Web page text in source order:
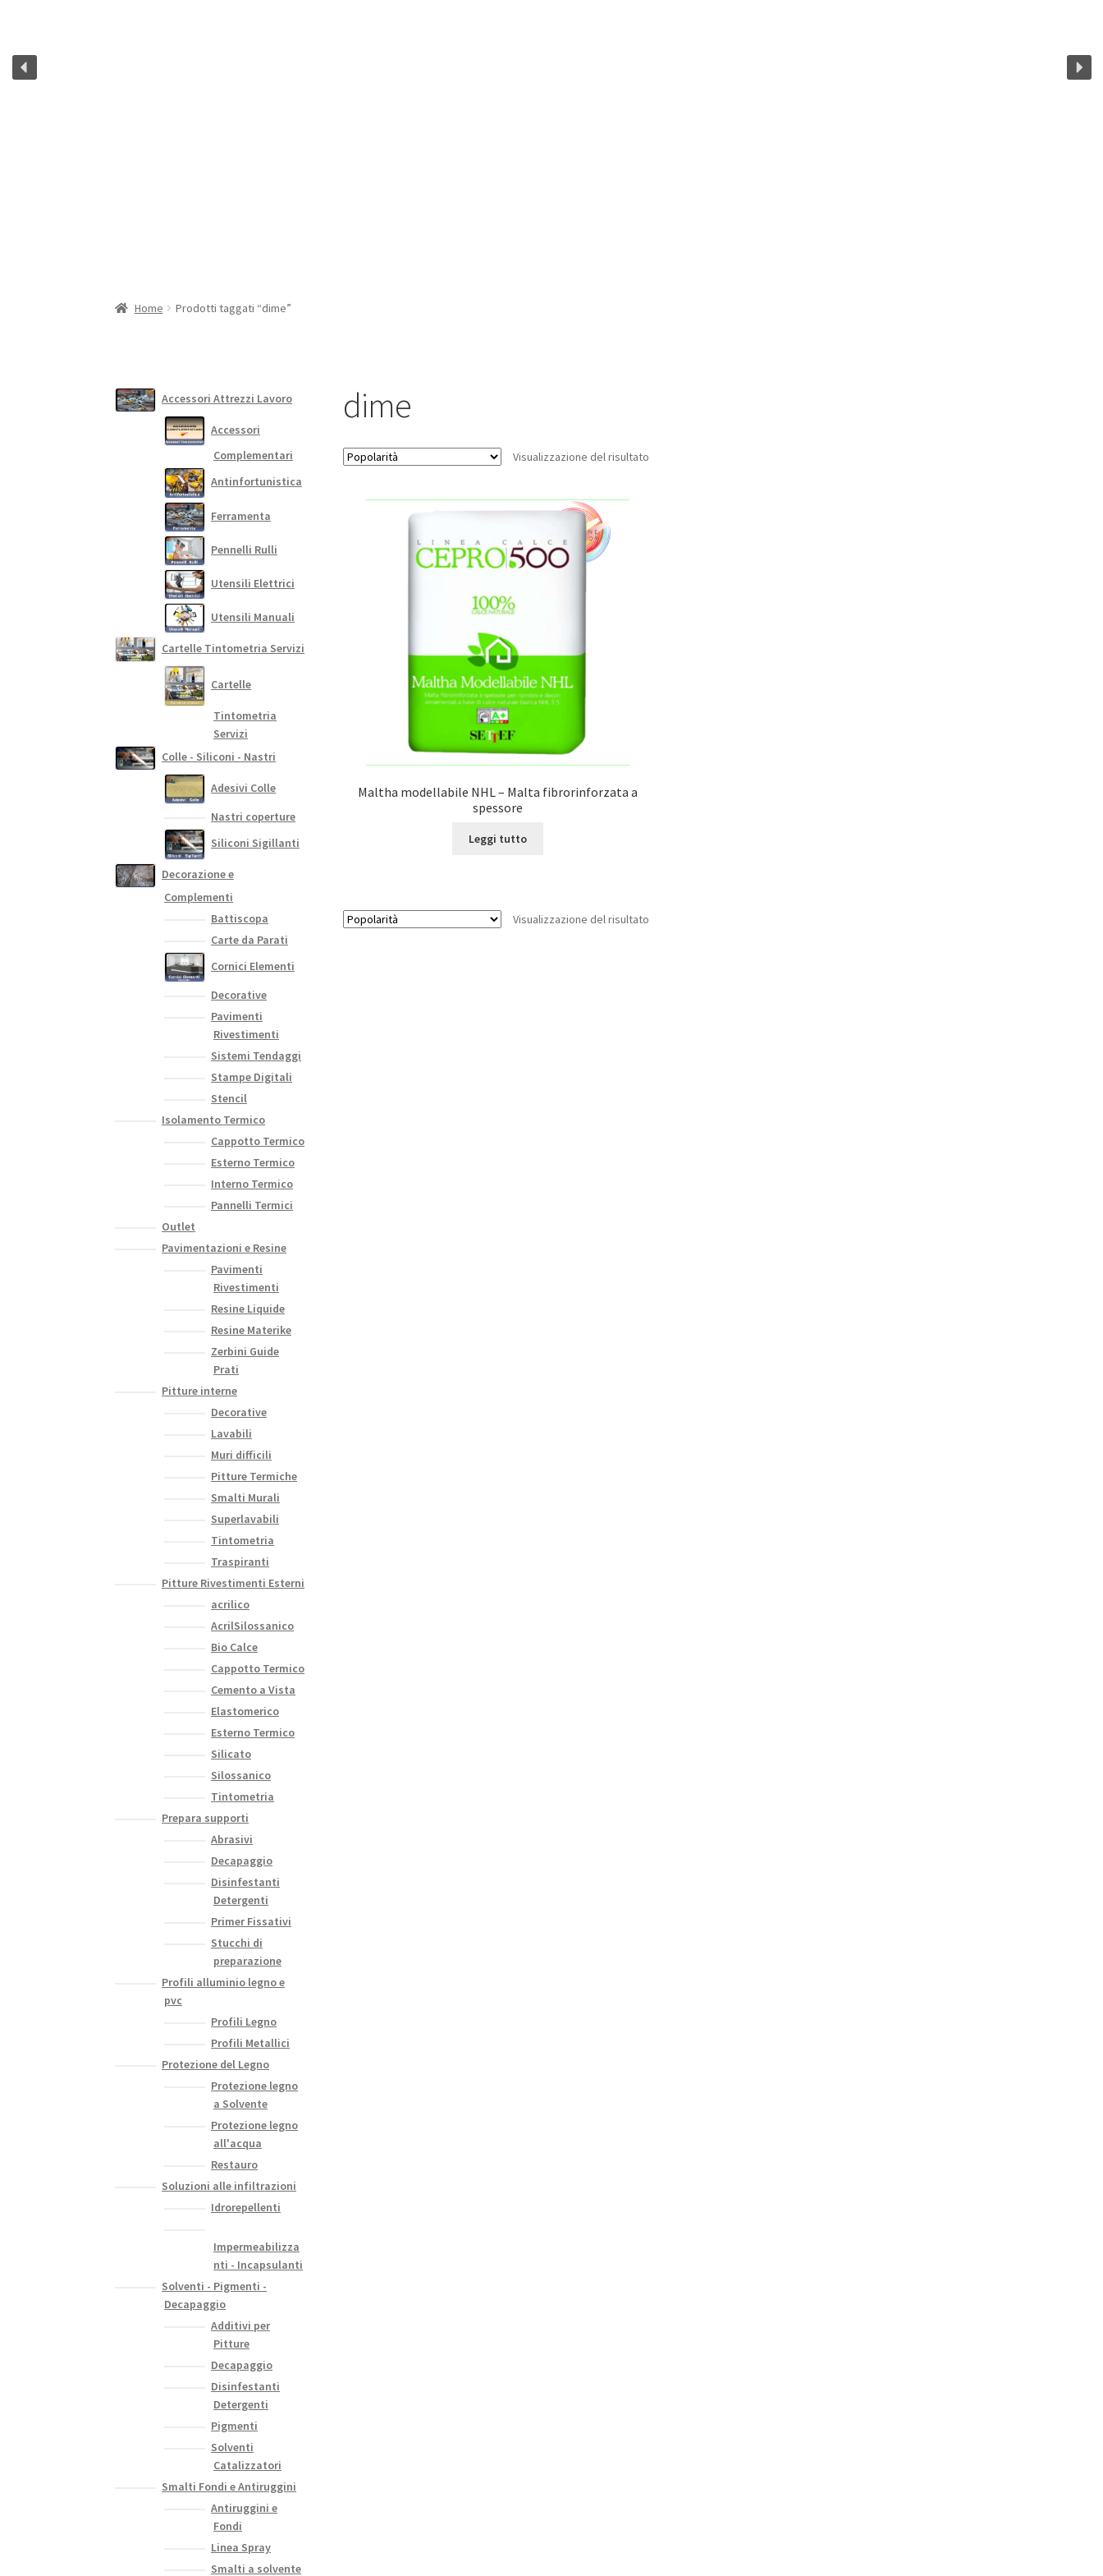
Home Prodotti taggati “dime”
dime
Visualizzazione del risultato
Maltha modellabile NHL – Malta fibrorinforzata a
spessore
Leggi tutto
Visualizzazione del risultato
Accessori Attrezzi Lavoro
Accessori
Complementari
Antinfortunistica
Ferramenta
Pennelli Rulli
Utensili Elettrici
Utensili Manuali
Cartelle Tintometria Servizi
Cartelle
Tintometria
Servizi
Colle - Siliconi - Nastri
Adesivi Colle
Nastri coperture
Siliconi Sigillanti
Decorazione e
Complementi
Battiscopa
Carte da Parati
Cornici Elementi
Decorative
Pavimenti
Rivestimenti
Sistemi Tendaggi
Stampe Digitali
Stencil
Isolamento Termico
Cappotto Termico
Esterno Termico
Interno Termico
Pannelli Termici
Outlet
Pavimentazioni e Resine
Pavimenti
Rivestimenti
Resine Liquide
Resine Materike
Zerbini Guide
Prati
Pitture interne
Decorative
Lavabili
Muri difficili
Pitture Termiche
Smalti Murali
Superlavabili
Tintometria
Traspiranti
Pitture Rivestimenti Esterni
acrilico
AcrilSilossanico
Bio Calce
Cappotto Termico
Cemento a Vista
Elastomerico
Esterno Termico
Silicato
Silossanico
Tintometria
Prepara supporti
Abrasivi
Decapaggio
Disinfestanti
Detergenti
Primer Fissativi
Stucchi di
preparazione
Profili alluminio legno e
pvc
Profili Legno
Profili Metallici
Protezione del Legno
Protezione legno
a Solvente
Protezione legno
all'acqua
Restauro
Soluzioni alle infiltrazioni
Idrorepellenti
Impermeabilizza
nti - Incapsulanti
Solventi - Pigmenti -
Decapaggio
Additivi per
Pitture
Decapaggio
Disinfestanti
Detergenti
Pigmenti
Solventi
Catalizzatori
Smalti Fondi e Antiruggini
Antiruggini e
Fondi
Linea Spray
Smalti a solvente